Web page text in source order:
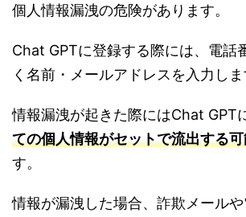
個人情報漏洩の危険があります。
Chat GPTに登録する際には、電話
く名前・メールアドレスを入力しま
情報漏洩が起きた際にはChat GPT
ての個人情報がセットで流出する
す。
情報が漏洩した場合、詐欺メール